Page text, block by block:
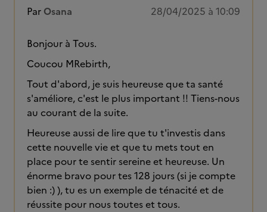
Par Osana 28/04/2025 à 10:09
Bonjour à Tous.
Coucou MRebirth,
Tout d'abord, je suis heureuse que ta santé
s'améliore, c'est le plus important !! Tiens-nous
au courant de la suite.
Heureuse aussi de lire que tu t'investis dans
cette nouvelle vie et que tu mets tout en
place pour te sentir sereine et heureuse. Un
énorme bravo pour tes 128 jours (si je compte
bien :) ), tu es un exemple de ténacité et de
réussite pour nous toutes et tous.